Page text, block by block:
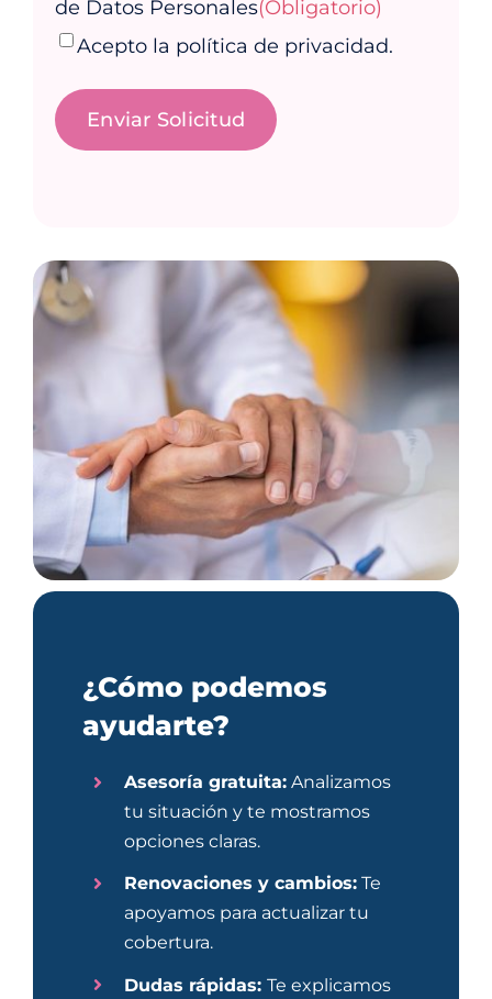
¿Cómo podemos
ayudarte?
Asesoría gratuita: Analizamos
tu situación y te mostramos
opciones claras.
Renovaciones y cambios: Te
apoyamos para actualizar tu
cobertura.
Dudas rápidas:Te explicamos
de Datos Personales(Obligatorio)
Acepto la política de privacidad.